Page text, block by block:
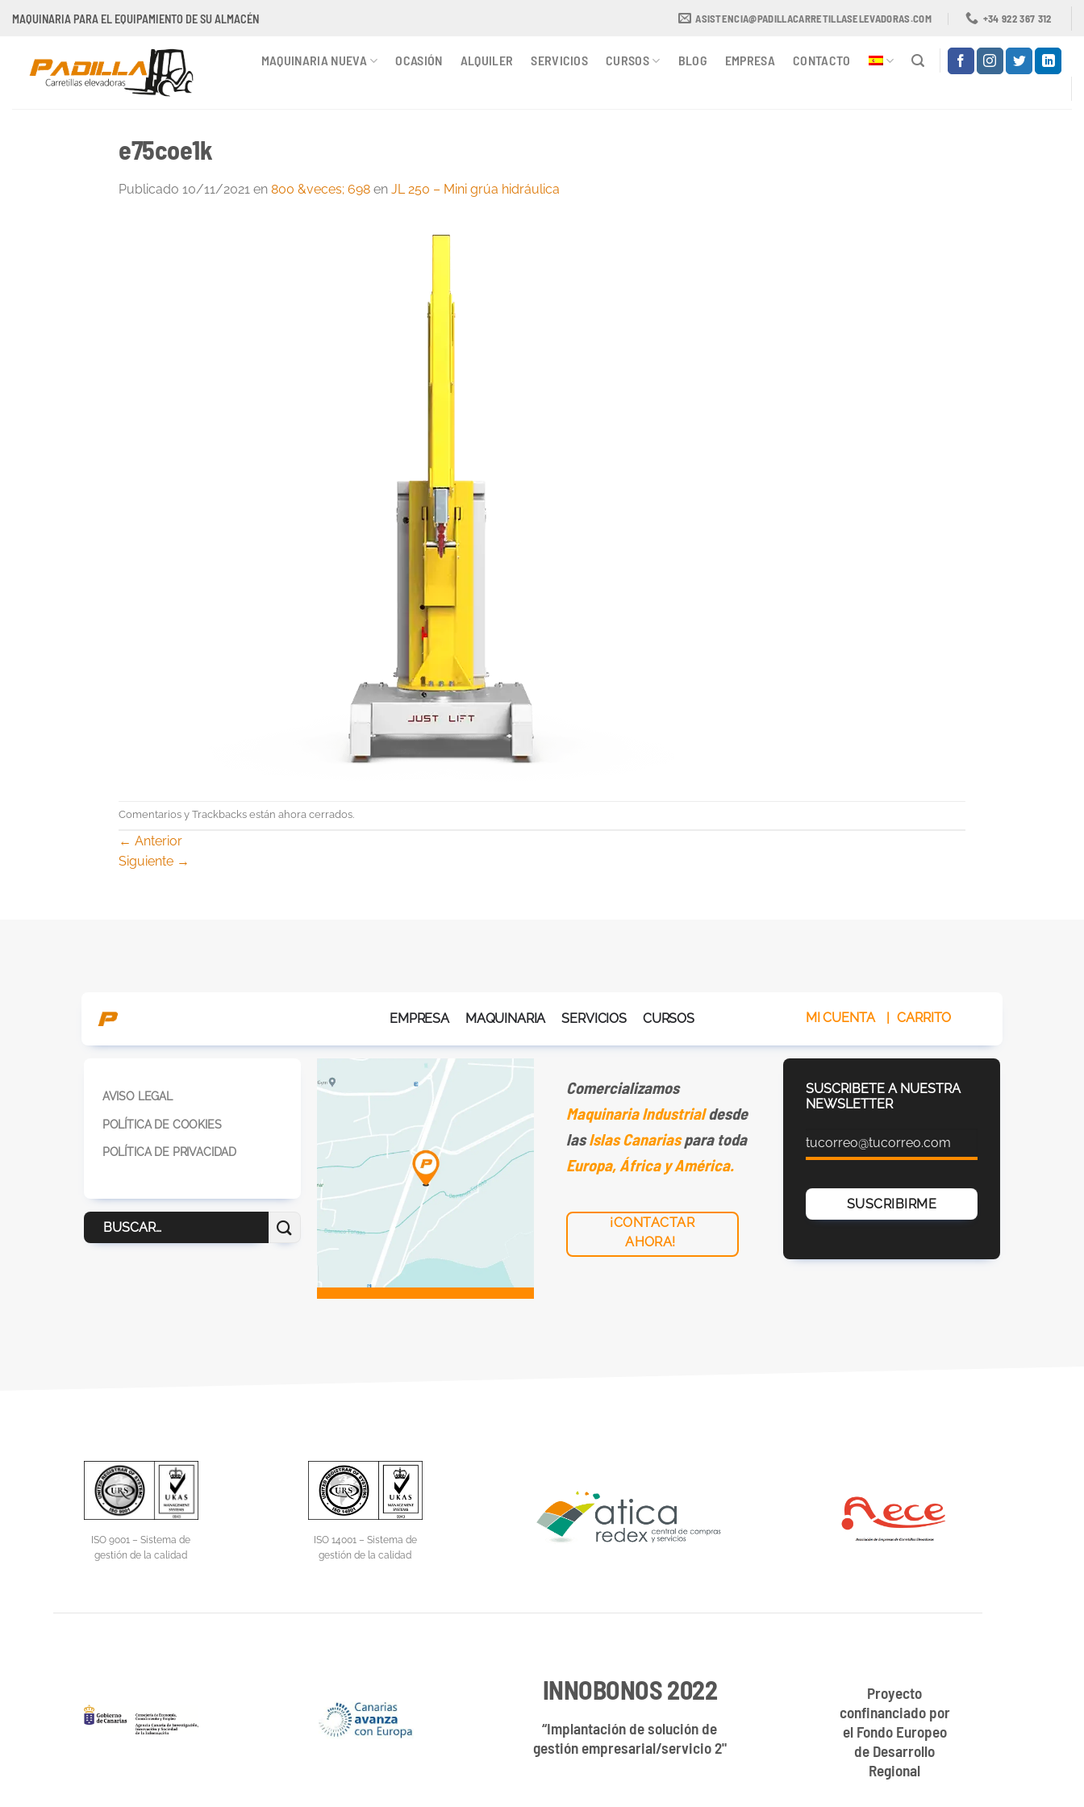
MAQUINARIA PARA EL EQUIPAMIENTO DE SU ALMACÉN ASISTENCIA@PADILLACARRETILLASELEVADORAS.COM +34 922 367 312
MAQUINARIA NUEVA OCASIÓN ALQUILER SERVICIOS CURSOS BLOG EMPRESA CONTACTO
e75coe1k
Publicado 10/11/2021 en 800 &veces; 698 en JL 250 – Mini grúa hidráulica
Comentarios y Trackbacks están ahora cerrados.
← Anterior
Siguiente →
EMPRESA MAQUINARIA SERVICIOS CURSOS MI CUENTA | CARRITO
AVISO LEGAL
POLÍTICA DE COOKIES
POLÍTICA DE PRIVACIDAD
Buscar
por:
Comercializamos
Maquinaria Industrialdesde
lasIslas Canariaspara toda
Europa, África y América.
¡CONTACTAR
AHORA!
SUSCRIBETE A NUESTRA
NEWSLETTER
ISO 9001 – Sistema de
gestión de la calidad
ISO 14001 – Sistema de
gestión de la calidad
INNOBONOS 2022
“Implantación de solución de
gestión empresarial/servicio 2"
Proyecto
confinanciado por
el Fondo Europeo
de Desarrollo
Regional